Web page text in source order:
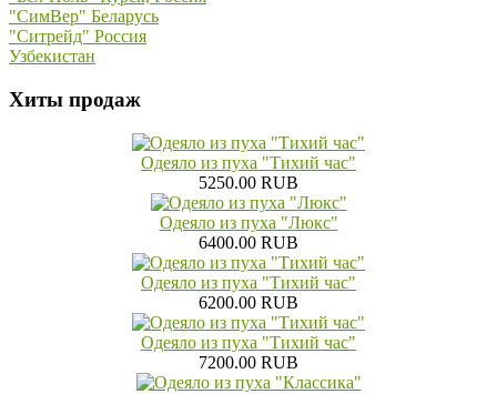
"СимВер" Беларусь
"Ситрейд" Россия
Узбекистан
Хиты продаж
Одеяло из пуха "Тихий час"
5250.00 RUB
Одеяло из пуха "Люкс"
6400.00 RUB
Одеяло из пуха "Тихий час"
6200.00 RUB
Одеяло из пуха "Тихий час"
7200.00 RUB